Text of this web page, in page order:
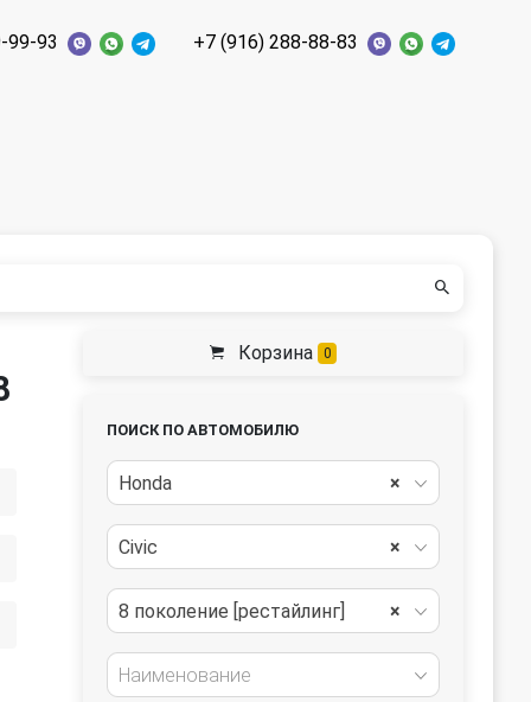
99-93 +7 (916) 288-88-83
Корзина 0
ПОИСК ПО АВТОМОБИЛЮ
×
Honda
×
Civic
×
8 поколение [рестайлинг]
Наименование